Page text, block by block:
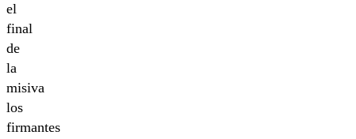
el
final
de
la
misiva
los
firmantes